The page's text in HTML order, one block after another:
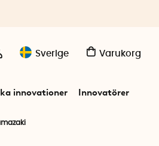
Sverige Varukorg
innovationer Innovatörer